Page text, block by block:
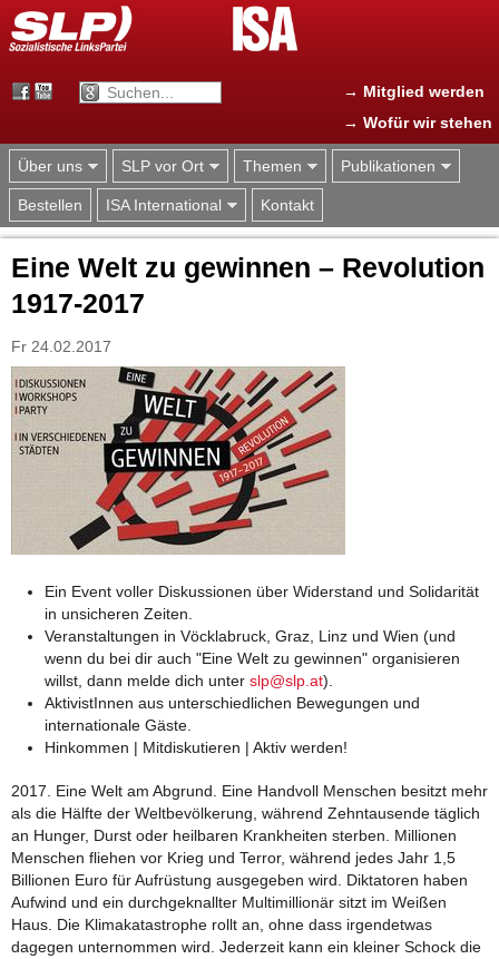
Jump to navigation
→ Mitglied werden
→ Wofür wir stehen
Über uns SLP vor Ort Themen Publikationen
Bestellen ISA International Kontakt
Eine Welt zu gewinnen – Revolution
1917-2017
Fr 24.02.2017
Ein Event voller Diskussionen über Widerstand und Solidarität
in unsicheren Zeiten.
Veranstaltungen in Vöcklabruck, Graz, Linz und Wien (und
wenn du bei dir auch "Eine Welt zu gewinnen" organisieren
willst, dann melde dich unter slp@slp.at).
AktivistInnen aus unterschiedlichen Bewegungen und
internationale Gäste.
Hinkommen | Mitdiskutieren | Aktiv werden!
2017. Eine Welt am Abgrund. Eine Handvoll Menschen besitzt mehr
als die Hälfte der Weltbevölkerung, während Zehntausende täglich
an Hunger, Durst oder heilbaren Krankheiten sterben. Millionen
Menschen fliehen vor Krieg und Terror, während jedes Jahr 1,5
Billionen Euro für Aufrüstung ausgegeben wird. Diktatoren haben
Aufwind und ein durchgeknallter Multimillionär sitzt im Weißen
Haus. Die Klimakatastrophe rollt an, ohne dass irgendetwas
dagegen unternommen wird. Jederzeit kann ein kleiner Schock die